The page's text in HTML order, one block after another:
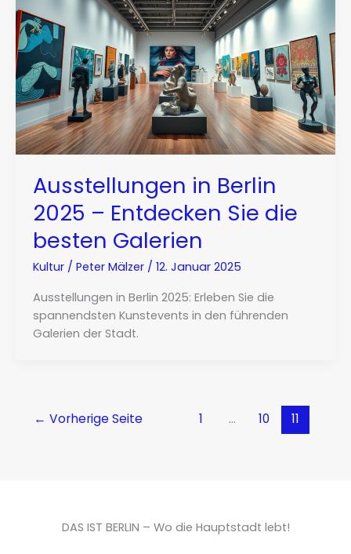
Ausstellungen in Berlin
2025 – Entdecken Sie die
besten Galerien
Kultur/ Peter Mälzer / 12. Januar 2025
Ausstellungen in Berlin 2025: Erleben Sie die
spannendsten Kunstevents in den führenden
Galerien der Stadt.
← Vorherige Seite 1 … 10 11
DAS IST BERLIN – Wo die Hauptstadt lebt!